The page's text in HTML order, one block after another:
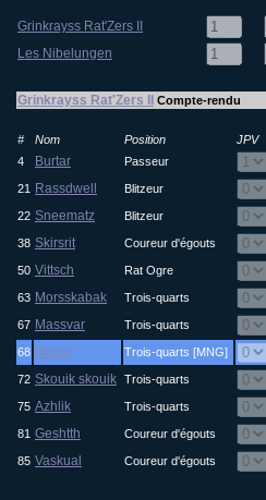
Grinkrayss Rat'Zers II
Les Nibelungen
Grinkrayss Rat'Zers II Compte-rendu
# Nom Position JPV
4
Burtar Passeur
21 Rassdwell Blitzeur
22 Sneematz Blitzeur
38 Skirsrit Coureur d'égouts
50 Vittsch Rat Ogre
63 Morsskabak Trois-quarts
67 Massvar Trois-quarts
68 Nurgk Trois-quarts [MNG]
72 Skouik skouik Trois-quarts
75 Azhlik Trois-quarts
81 Geshtth Coureur d'égouts
85 Vaskual Coureur d'égouts